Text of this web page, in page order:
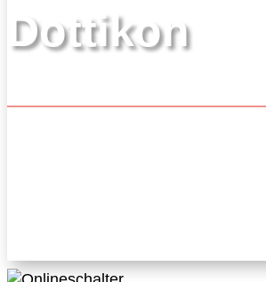
Dottikon